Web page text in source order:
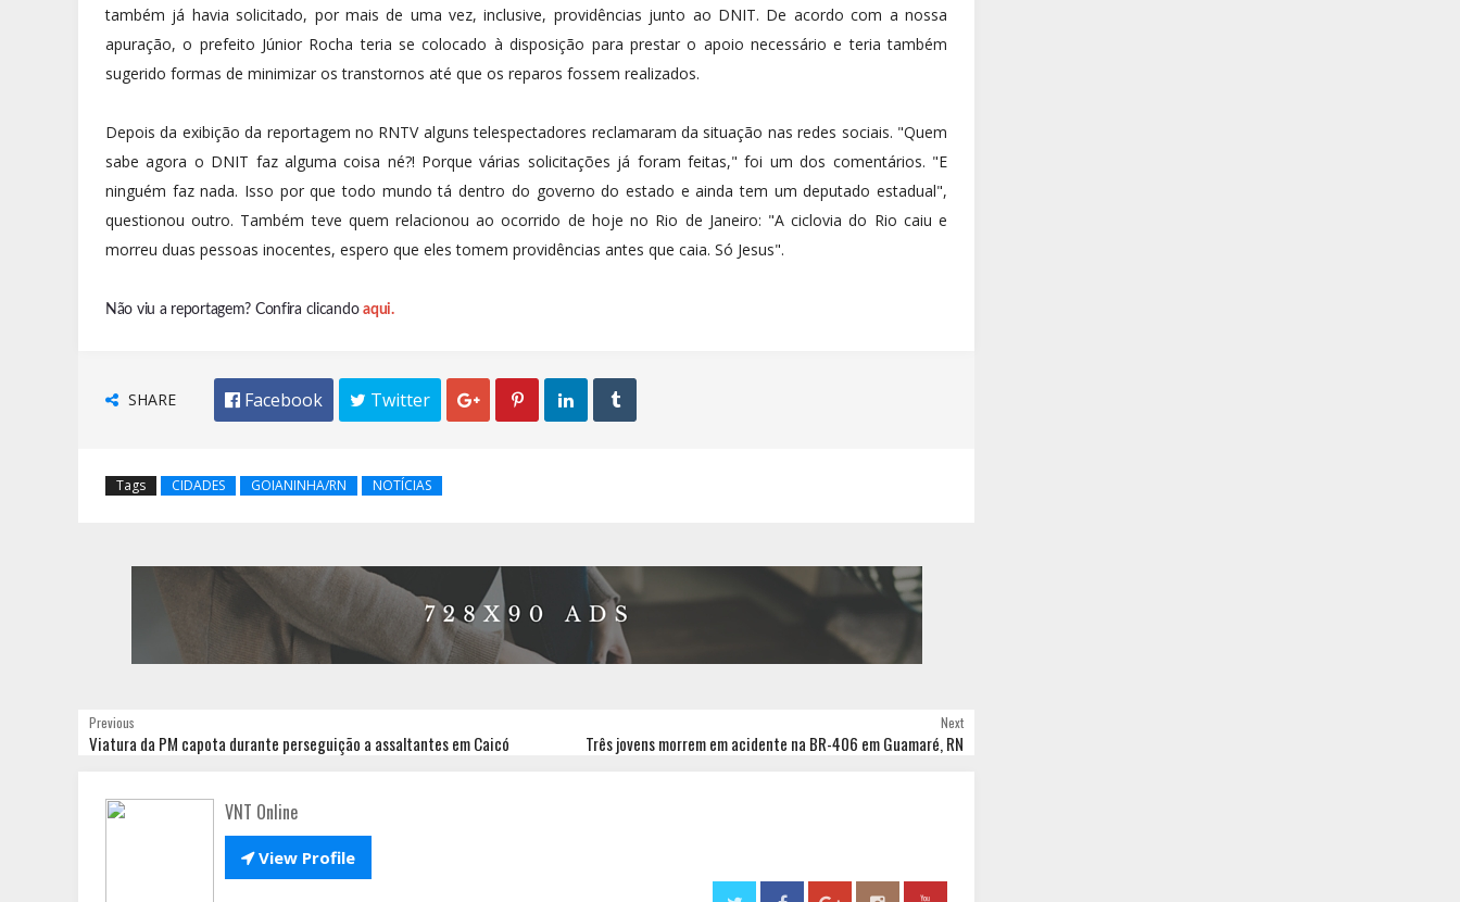
também já havia solicitado, por mais de uma vez, inclusive, providências junto ao DNIT. De acordo com a nossa
apuração, o prefeito Júnior Rocha teria se colocado à disposição para prestar o apoio necessário e teria também
sugerido formas de minimizar os transtornos até que os reparos fossem realizados.
Depois da exibição da reportagem no RNTV alguns telespectadores reclamaram da situação nas redes sociais. "Quem
sabe agora o DNIT faz alguma coisa né?! Porque várias solicitações já foram feitas," foi um dos comentários. "E
ninguém faz nada. Isso por que todo mundo tá dentro do governo do estado e ainda tem um deputado estadual",
questionou outro. Também teve quem relacionou ao ocorrido de hoje no Rio de Janeiro: "A ciclovia do Rio caiu e
morreu duas pessoas inocentes, espero que eles tomem providências antes que caia. Só Jesus".
Não viu a reportagem? Confira clicandoaqui.
SHARE  Facebook  Twitter    
Tags CIDADES GOIANINHA/RN NOTÍCIAS
Next
Três jovens morrem em acidente na BR-406 em Guamaré, RN
Previous
Viatura da PM capota durante perseguição a assaltantes em Caicó
VNT Online
View Profile